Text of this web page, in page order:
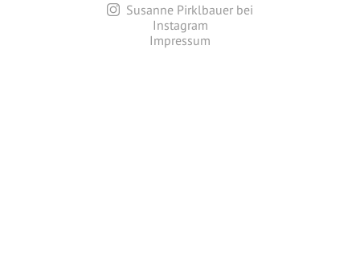
Susanne Pirklbauer bei
Instagram
Impressum